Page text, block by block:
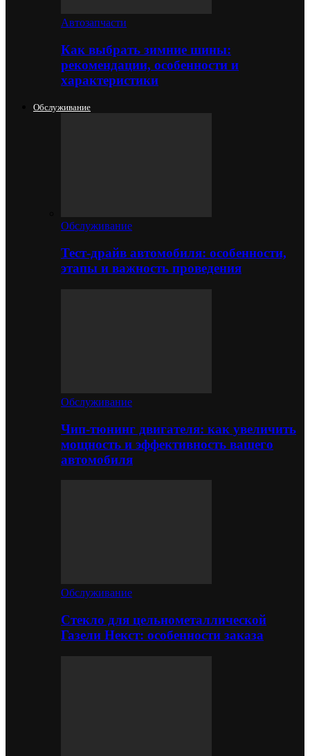
Автозапчасти
Как выбрать зимние шины:
рекомендации, особенности и
характеристики
Обслуживание
Обслуживание
Тест-драйв автомобиля: особенности,
этапы и важность проведения
Обслуживание
Чип-тюнинг двигателя: как увеличить
мощность и эффективность вашего
автомобиля
Обслуживание
Стекло для цельнометаллической
Газели Некст: особенности заказа